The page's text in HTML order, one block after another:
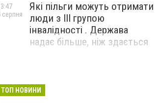
Які пільги можуть отримати
люди з III групою
інвалідності . Держава
надає більше, ніж здається
серпня
ТОП НОВИНИ